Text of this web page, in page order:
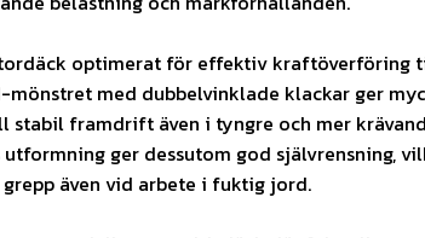
optimerat för effektiv kraftöverföring
mönstret med dubbelvinklade klackar ger
stabil framdrift även i tyngre och mer
ger dessutom god självrensning,
även vid arbete i fuktig jord.